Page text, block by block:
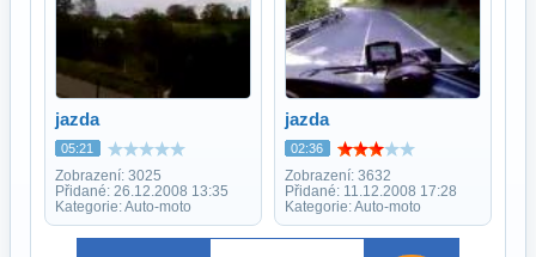
jazda
05:21
Zobrazení: 3025
Přidané: 26.12.2008 13:35
Kategorie: Auto-moto
jazda
02:36
Zobrazení: 3632
Přidané: 11.12.2008 17:28
Kategorie: Auto-moto